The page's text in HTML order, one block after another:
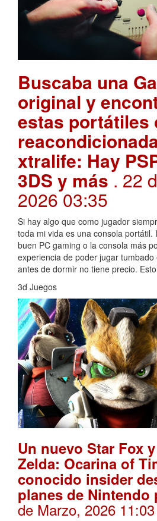
Buscaba una
original y
estas portátiles
xtralife: Hay
3DS y más. 22
2026 03:35
Si hay algo que como jugador
toda mi vida es una consola portátil.
buen PC gaming o la consola más
experiencia de poder jugar
antes de dormir no tiene precio.
3d Juegos
Un nuevo Star Fox
Zelda: Ocarina of
conocido insider
planes de Nintendo
de Marzo, 2026 11:03